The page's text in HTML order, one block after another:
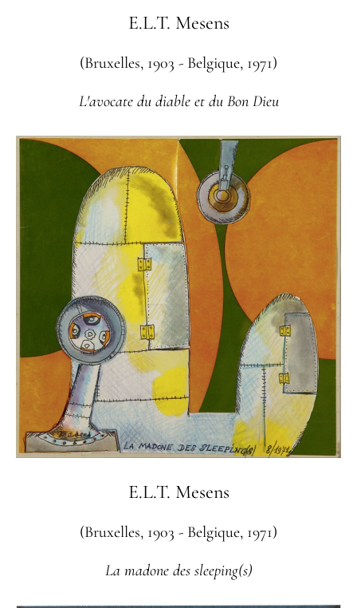
E.L.T. Mesens
(Bruxelles, 1903 - Belgique, 1971)
L'avocate du diable et du Bon Dieu
E.L.T. Mesens
(Bruxelles, 1903 - Belgique, 1971)
La madone des sleeping(s)